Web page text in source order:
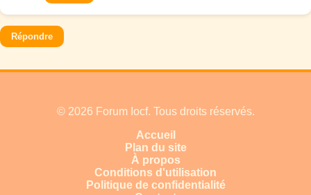
Répondre
© 2026 Forum Iocf. Tous droits réservés.
Accueil
Plan du site
À propos
Conditions d'utilisation
Politique de confidentialité